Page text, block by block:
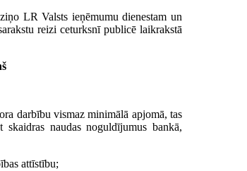
LR Valsts ieņēmumu dienestam un
reizi ceturksnī publicē laikrakstā
darbību vismaz minimālā apjomā, tas
naudas noguldījumus bankā,
attīstību;